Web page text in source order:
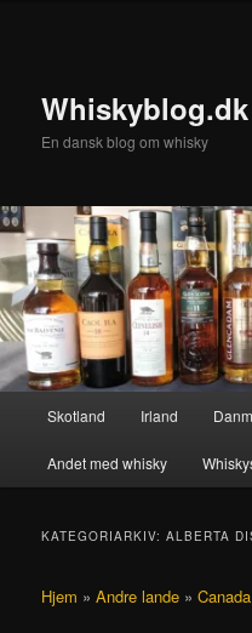
Whiskyblog.dk
En dansk blog om whisky
Skotland Irland
Andet med whisky
KATEGORIARKIV:ALBERTA
Hjem »Andre lande »Canada